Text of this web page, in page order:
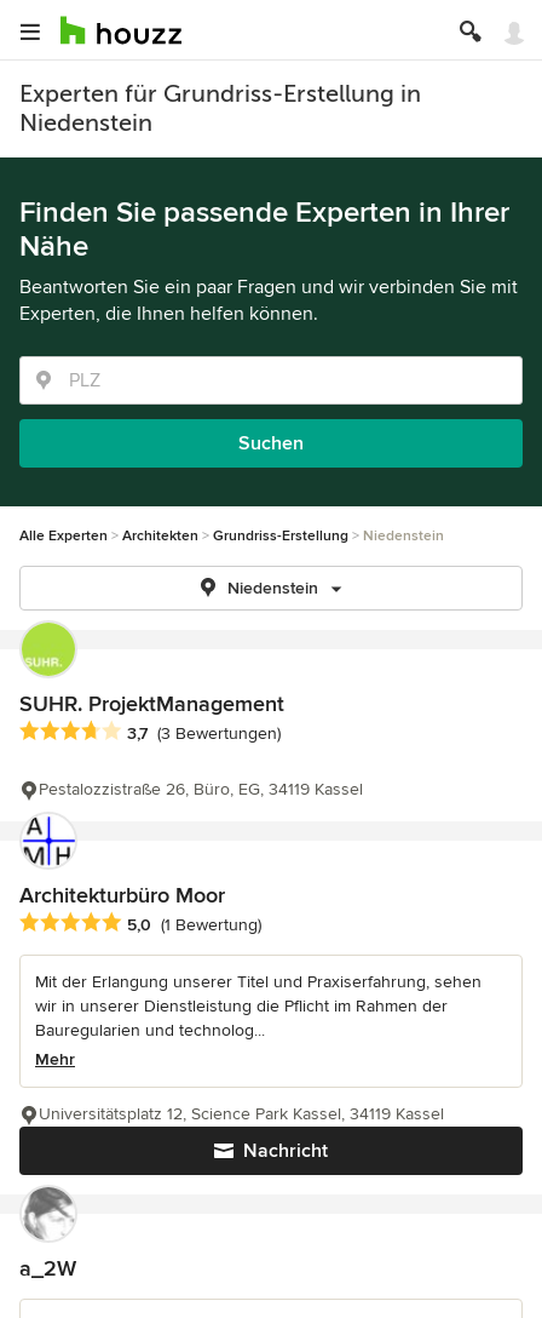
Experten für Grundriss-Erstellung in
Niedenstein
Finden Sie passende Experten in Ihrer
Nähe
Beantworten Sie ein paar Fragen und wir verbinden Sie mit
Experten, die Ihnen helfen können.
Suchen
Alle Experten Architekten Grundriss-Erstellung Niedenstein
Niedenstein
SUHR. ProjektManagement
Durchschnittliche Bewertung: 3.7 von 5 Sternen
3,7 (3 Bewertungen)
Pestalozzistraße 26, Büro, EG, 34119 Kassel
Architekturbüro Moor
Durchschnittliche Bewertung: 5 von 5 Sternen
5,0 (1 Bewertung)
Mit der Erlangung unserer Titel und Praxiserfahrung, sehen
wir in unserer Dienstleistung die Pflicht im Rahmen der
Bauregularien und technolog...
Mehr
Nachricht
Universitätsplatz 12, Science Park Kassel, 34119 Kassel
a_2W